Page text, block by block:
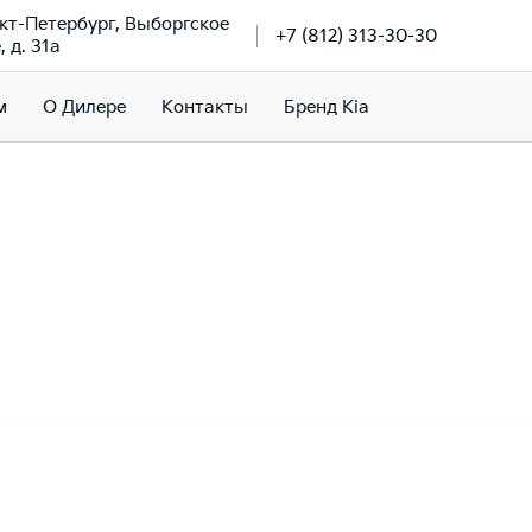
Петербург, Выборгское
д. 31а
+7 (812) 313-30-30
О Дилере Контакты Бренд Kia